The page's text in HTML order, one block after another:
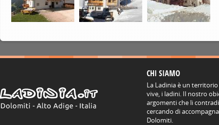
CHI SIAMO
La Ladinia è un
vive, i ladini. Il nostro
argomenti che li
cercando di
Dolomiti.